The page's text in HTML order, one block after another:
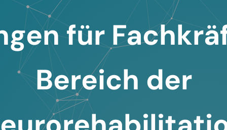
für
Bereich der